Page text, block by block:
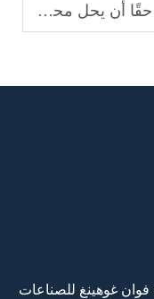
البشرية؟ يقول العلم...
غوهينغ للصناعات